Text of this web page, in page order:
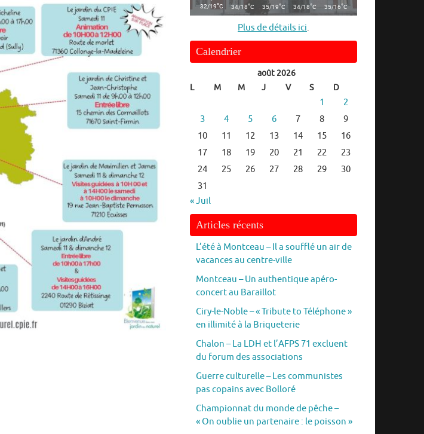
32/19°C 34/18°C 35/19°C 34/18°C 35/16°C
Plus de détails ici.
Calendrier
août 2026
L
M M J V S D
1
2
3
4 5 6 7 8
9
10
11 12 13 14 15
16
17
18 19 20 21 22
23
24
25 26 27 28 29
30
31
« Juil
Articles récents
L’été à Montceau – Il a soufflé un air de
vacances au centre-ville
Montceau – Un authentique apéro-
concert au Baraillot
Ciry-le-Noble – « Tribute to Téléphone »
en illimité à la Briqueterie
Chalon – La LDH et l’AFPS 71 excluent
du forum des associations
Guerre culturelle – Les communistes
pas copains avec Bolloré
Championnat du monde de pêche –
« On oublie un partenaire : le poisson »